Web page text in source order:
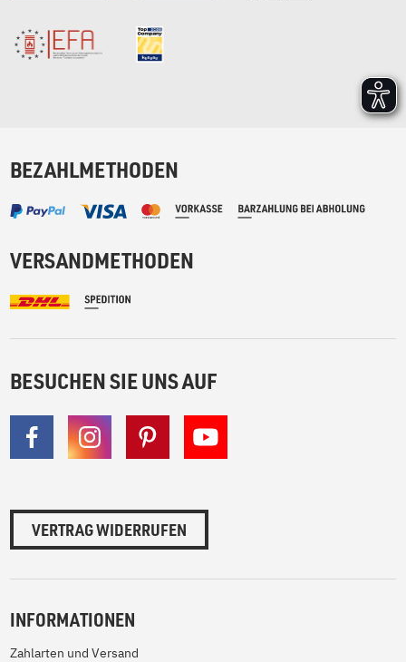
BEZAHLMETHODEN
VERSANDMETHODEN
BESUCHEN SIE UNS AUF
VERTRAG WIDERRUFEN
INFORMATIONEN
Zahlarten und Versand